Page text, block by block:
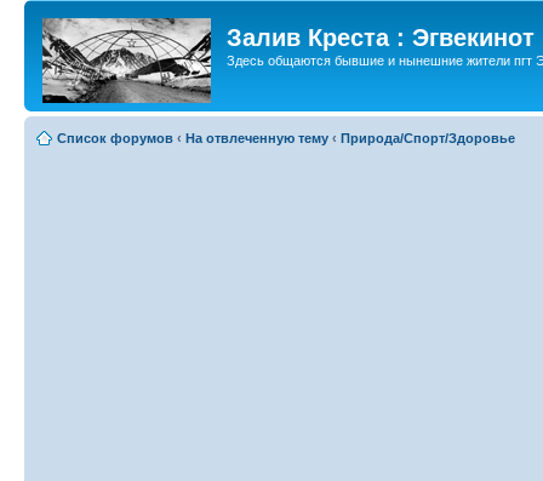
Залив Креста : Эгвекинот
Здесь общаются бывшие и нынешние жители пгт
Список форумов ‹ На отвлеченную тему ‹ Природа/Спорт/Здоровье